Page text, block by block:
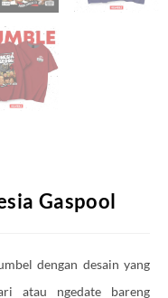
Gaspool
dengan desain yang
atau ngedate bareng